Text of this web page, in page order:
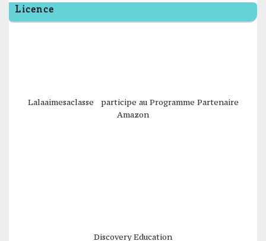
Licence
Lalaaimesaclasse participe au Programme Partenaire
Amazon
Discovery Education